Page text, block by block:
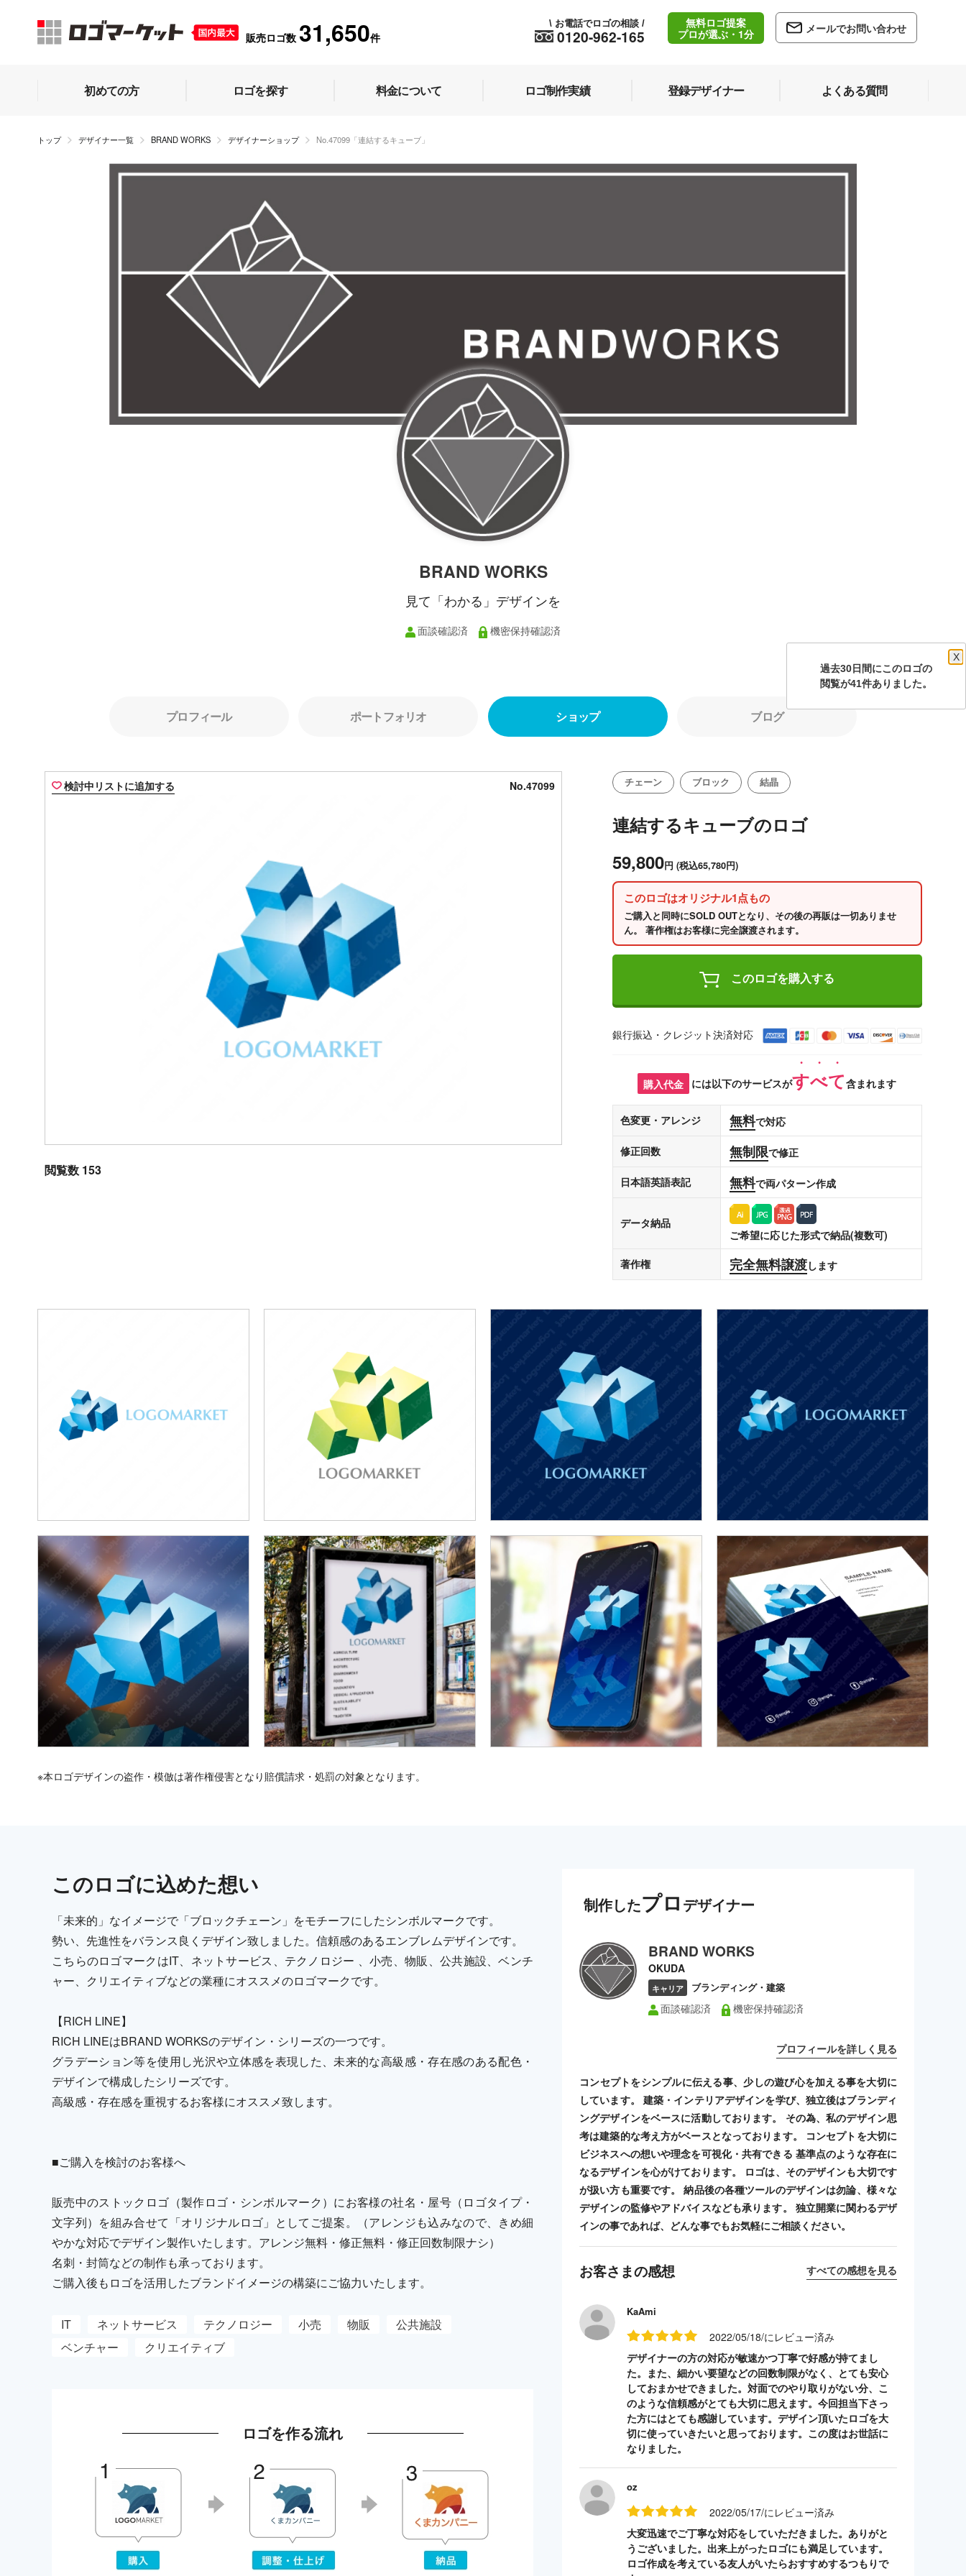
販売ロゴ数 31,650件 0120-962-165
\ お電話でロゴの相談 /
無料ロゴ提案
プロが選ぶ・1分
メールでお問い合わせ
初めての方 ロゴを探す 料金について ロゴ制作実績 登録デザイナー よくある質問
トップ デザイナー一覧 BRAND WORKS デザイナーショップ No.47099「連結するキューブ」
BRAND WORKS
見て「わかる」デザインを
面談確認済 機密保持確認済
プロフィール ポートフォリオ ショップ ブログ
検討中リストに追加する No.47099
閲覧数 153
チェーン ブロック 結晶
連結するキューブのロゴ
59,800円 (税込65,780円)
このロゴはオリジナル1点もの
ご購入と同時にSOLD OUTとなり、その後の再販は一切ありませ
ん。 著作権はお客様に完全譲渡されます。
このロゴを購入する
銀行振込・クレジット決済対応
購入代金 には以下のサービスがすべて含まれます
色変更・アレンジ 無料で対応
修正回数 無制限で修正
日本語英語表記 無料で両パターン作成
データ納品
ご希望に応じた形式で納品(複数可)
著作権
完全無料譲渡します
※本ロゴデザインの盗作・模倣は著作権侵害となり賠償請求・処罰の対象となります。
このロゴに込めた想い
「未来的」なイメージで「ブロックチェーン」をモチーフにしたシンボルマークです。
勢い、先進性をバランス良くデザイン致しました。信頼感のあるエンブレムデザインです。
こちらのロゴマークはIT、ネットサービス、テクノロジー 、小売、物販、公共施設、ベンチ
ャー、クリエイティブなどの業種にオススメのロゴマークです。
【RICH LINE】
RICH LINEはBRAND WORKSのデザイン・シリーズの一つです。
グラデーション等を使用し光沢や立体感を表現した、未来的な高級感・存在感のある配色・
デザインで構成したシリーズです。
高級感・存在感を重視するお客様にオススメ致します。
■ご購入を検討のお客様へ
販売中のストックロゴ（製作ロゴ・シンボルマーク）にお客様の社名・屋号（ロゴタイプ・
文字列）を組み合せて「オリジナルロゴ」としてご提案。（アレンジも込みなので、きめ細
やかな対応でデザイン製作いたします。アレンジ無料・修正無料・修正回数制限ナシ）
名刺・封筒などの制作も承っております。
ご購入後もロゴを活用したブランドイメージの構築にご協力いたします。
IT ネットサービス テクノロジー 小売 物販
公共施設
ベンチャー
クリエイティブ
ロゴを作る流れ
制作したプロ デザイナー
BRAND WORKS
OKUDA
キャリア ブランディング・建築
面談確認済 機密保持確認済
プロフィールを詳しく見る
コンセプトをシンプルに伝える事、少しの遊び心を加える事を大切に
しています。 建築・インテリアデザインを学び、独立後はブランディ
ングデザインをベースに活動しております。 その為、私のデザイン思
考は建築的な考え方がベースとなっております。 コンセプトを大切に
ビジネスへの想いや理念を可視化・共有できる 基準点のような存在に
なるデザインを心がけております。 ロゴは、そのデザインも大切です
が扱い方も重要です。 納品後の各種ツールのデザインは勿論、様々な
デザインの監修やアドバイスなども承ります。 独立開業に関わるデザ
インの事であれば、どんな事でもお気軽にご相談ください。
お客さまの感想 すべての感想を見る
KaAmi
2022/05/18/にレビュー済み
デザイナーの方の対応が敏速かつ丁寧で好感が持てまし
た。また、細かい要望などの回数制限がなく、とても安心
しておまかせできました。対面でのやり取りがない分、こ
のような信頼感がとても大切に思えます。今回担当下さっ
た方にはとても感謝しています。デザイン頂いたロゴを大
切に使っていきたいと思っております。この度はお世話に
なりました。
oz
2022/05/17/にレビュー済み
大変迅速でご丁寧な対応をしていただきました。ありがと
うございました。出来上がったロゴにも満足しています。
ロゴ作成を考えている友人がいたらおすすめするつもりで
過去30日間にこのロゴの
X
閲覧が41件ありました。